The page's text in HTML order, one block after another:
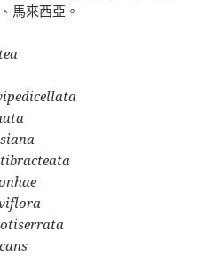
、 馬來西亞 。